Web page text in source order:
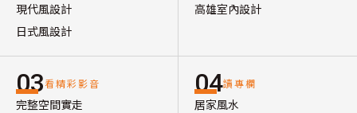
現代風設計
日式風設計
高雄室內設計
03看精彩影音
完整空間實走
04讀專欄
居家風水